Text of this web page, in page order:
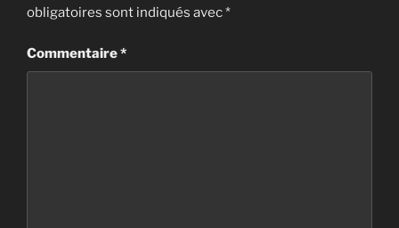
obligatoires sont indiqués avec*
Commentaire*